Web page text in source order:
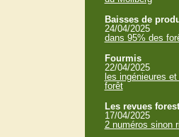
Baisses de
24/04/2025
dans 95% des
Fourmis
22/04/2025
les ingénieures
forêt
Les revues
17/04/2025
2 numéros sinon